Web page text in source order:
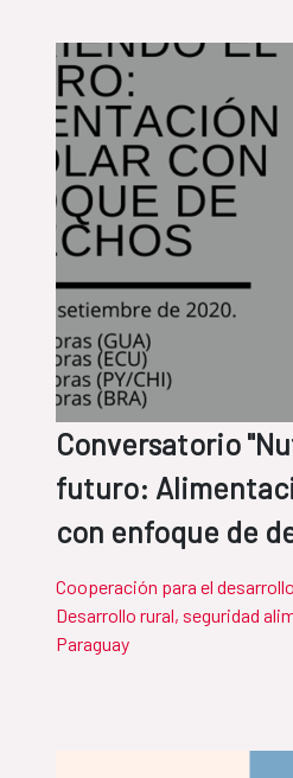
Conversatorio
futuro:
con enfoque de
Cooperación para el desarrollo
Desarrollo rural, seguridad
Paraguay